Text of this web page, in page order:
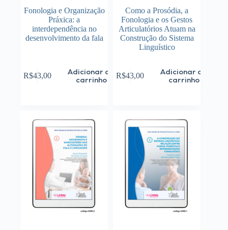
Fonologia e Organização
Práxica: a
interdependência no
desenvolvimento da fala
R$43,00
Adicionar ao
carrinho
Como a Prosódia, a
Fonologia e os Gestos
Articulatórios Atuam na
Construção do Sistema
Linguístico
R$43,00
Adicionar ao
carrinho